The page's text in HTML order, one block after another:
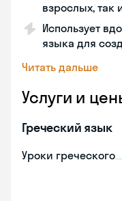
взрослых, так
Использует
языка для
Читать дальше
Услуги и
Греческий язык
Уроки греческого